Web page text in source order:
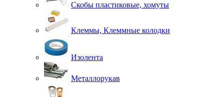
Скобы пластиковые, хомуты
Клеммы, Клеммные колодки
Изолента
Металлорукав